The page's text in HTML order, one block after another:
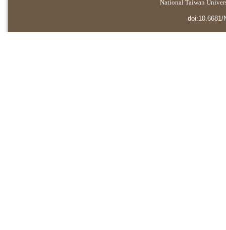
National Taiwan
doi:10.6681/